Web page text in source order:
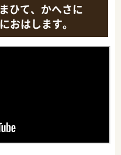
ひて、かへさに
おはします。